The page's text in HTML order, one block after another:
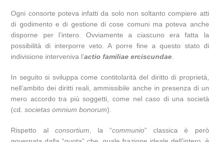
Ogni consorte poteva infatti da solo non soltanto compiere atti
di godimento e di gestione di cose comuni ma poteva anche
disporne per l’intero. Ovviamente a ciascuno era fatta la
possibilità di interporre veto. A porre fine a questo stato di
indivisione interveniva l’actio familiae erciscundae
In seguito si sviluppa come contitolarità del diritto di proprietà,
nell’ambito dei diritti reali, ammissibile anche in presenza di un
mero accordo tra più soggetti, come nel caso di una società
(cd.societas omnium bonorum).
Rispetto al consortium , la “communio” classica è però